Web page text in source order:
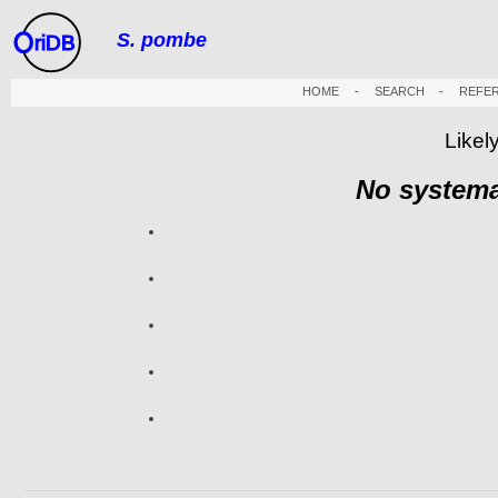
riDB S. pombe
HOME- SEARCH -
No